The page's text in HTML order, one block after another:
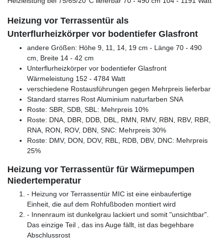
Heizung vor Terrassentür als
Unterflurheizkörper vor bodentiefer Glasfront
andere Größen: Höhe 9, 11, 14, 19 cm - Länge 70 - 490
cm, Breite 14 - 42 cm
Unterflurheizkörper vor bodentiefer Glasfront
Wärmeleistung 152 - 4784 Watt
verschiedene Rostausführungen gegen Mehrpreis lieferbar
Standard starres Rost Aluminium naturfarben SNA
Roste: SBR, SDB, SBL: Mehrpreis 10%
Roste: DNA, DBR, DDB, DBL, RMN, RMV, RBN, RBV, RBR,
RNA, RON, ROV, DBN, SNC: Mehrpreis 30%
Roste: DMV, DON, DOV, RBL, RDB, DBV, DNC: Mehrpreis
25%
Heizung vor Terrassentür für Wärmepumpen
Niedertemperatur
- Heizung vor Terrassentür MIC ist eine einbaufertige
Einheit, die auf dem Rohfußboden montiert wird
- Innenraum ist dunkelgrau lackiert und somit "unsichtbar".
Das einzige Teil , das ins Auge fällt, ist das begehbare
Abschlussrost